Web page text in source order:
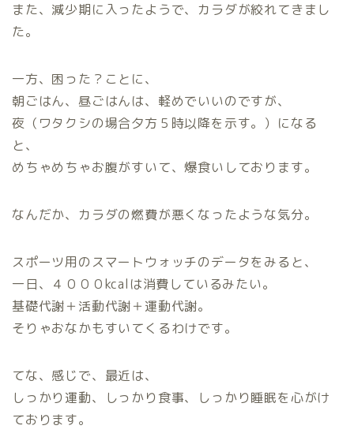
また、減少期に入ったようで、カラダが絞れてきまし
た。
一方、困った？ことに、
朝ごはん、昼ごはんは、軽めでいいのですが、
夜（ワタクシの場合夕方５時以降を示す。）になる
と、
めちゃめちゃお腹がすいて、爆食いしております。
なんだか、カラダの燃費が悪くなったような気分。
スポーツ用のスマートウォッチのデータをみると、
一日、４０００kcalは消費しているみたい。
基礎代謝＋活動代謝＋運動代謝。
そりゃおなかもすいてくるわけです。
てな、感じで、最近は、
しっかり運動、しっかり食事、しっかり睡眠を心がけ
ております。